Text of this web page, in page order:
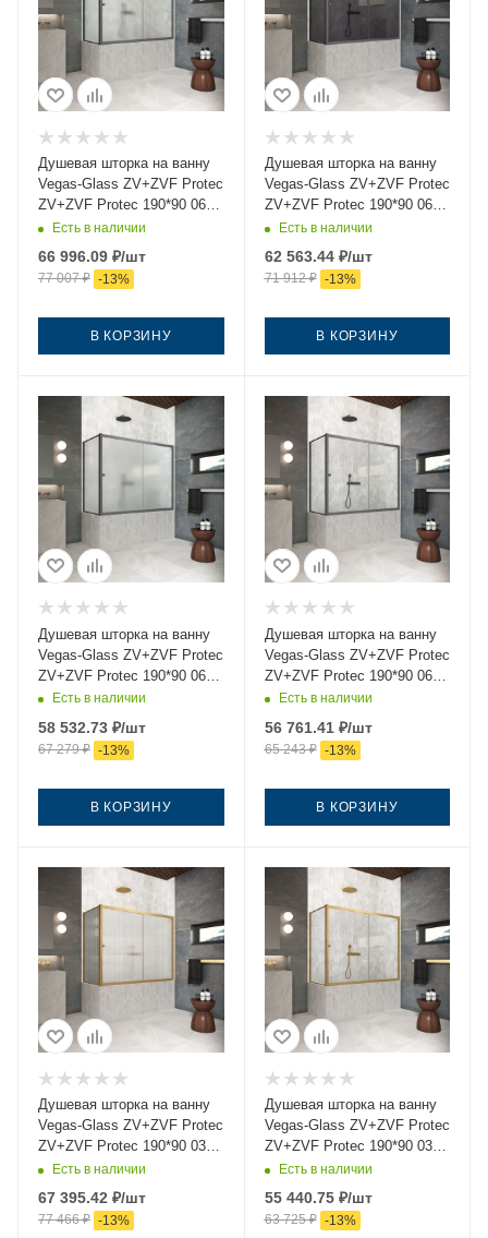
Душевая шторка на ванну
Vegas-Glass ZV+ZVF Protec
ZV+ZVF Protec 190*90 06
02 190х140 стекло
рифленое профиль
вороненая сталь
ориентация универсальная
Есть в наличии
66 996.09 ₽/шт
77 007₽ -13%
В КОРЗИНУ
Душевая шторка на ванну
Vegas-Glass ZV+ZVF Protec
ZV+ZVF Protec 190*90 06
07 190х140 стекло
тонированное профиль
вороненая сталь
ориентация универсальная
Есть в наличии
62 563.44₽/шт
71 912₽ -13%
В КОРЗИНУ
Душевая шторка на ванну
Vegas-Glass ZV+ZVF Protec
ZV+ZVF Protec 190*90 06
10 190х140 стекло матовое
ориентация универсальная
Есть в наличии
58 532.73 ₽/шт
67 279₽ -13%
В КОРЗИНУ
Душевая шторка на ванну
Vegas-Glass ZV+ZVF Protec
ZV+ZVF Protec 190*90 06
01 190х140 стекло
вороненая сталь
ориентация универсальная
Есть в наличии
56 761.41₽/шт
65 243₽ -13%
В КОРЗИНУ
Душевая шторка на ванну
Vegas-Glass ZV+ZVF Protec
ZV+ZVF Protec 190*90 03
Moru 190х140 стекло
рифленое профиль золото
ориентация универсальная
Есть в наличии
67 395.42 ₽/шт
77 466₽ -13%
Душевая шторка на ванну
Vegas-Glass ZV+ZVF Protec
ZV+ZVF Protec 190*90 03
crystalvision 190х140
стекло прозрачное
профиль золото
ориентация универсальная
Есть в наличии
55 440.75₽/шт
63 725₽ -13%